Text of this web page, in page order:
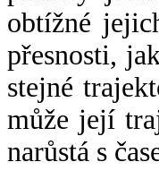
obtížné
přesnosti,
stejné
může její
narůstá s